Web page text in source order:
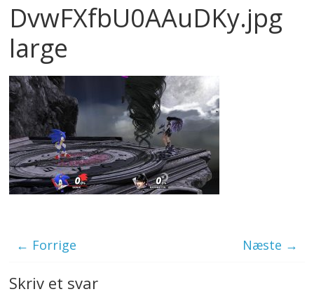
DvwFXfbU0AAuDKy.jpg
large
← Forrige Næste →
Skriv et svar